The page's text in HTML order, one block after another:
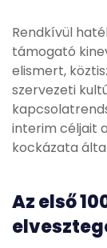
Rendkívül
támogató
elismert,
szervezeti
interim céljait
kockázata
Az első